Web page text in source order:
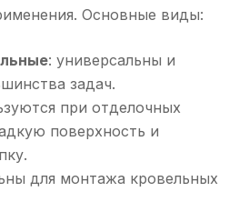
Основные виды:
: универсальны и
задач.
при отделочных
поверхность и
для монтажа кровельных